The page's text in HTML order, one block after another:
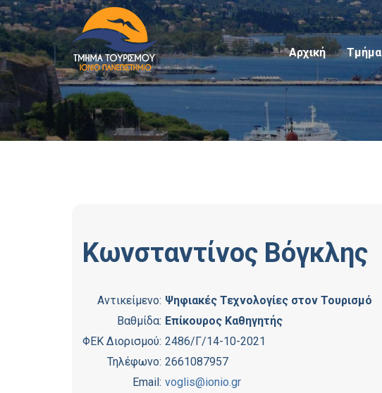
Αρχική Τμήμα
Κωνσταντίνος Βόγκλης
Αντικείμενο: Ψηφιακές Τεχνολογίες στον Τουρισμό
Βαθμίδα: Επίκουρος Καθηγητής
ΦΕΚ Διορισμού: 2486/Γ/14-10-2021
Τηλέφωνο: 2661087957
Email: voglis@ionio.gr